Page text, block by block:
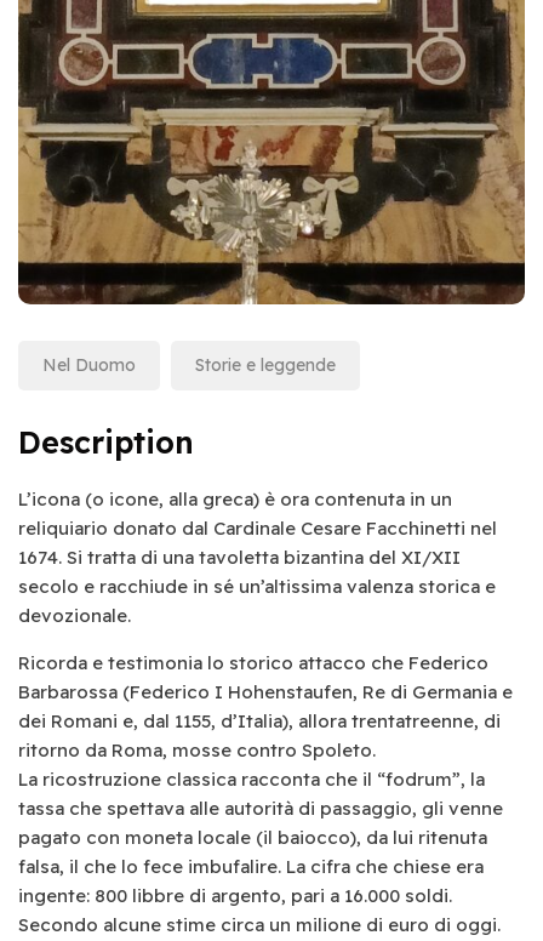
Nel Duomo Storie e leggende
Description
L’icona (o icone, alla greca) è ora contenuta in un
reliquiario donato dal Cardinale Cesare Facchinetti nel
1674. Si tratta di una tavoletta bizantina del XI/XII
secolo e racchiude in sé un’altissima valenza storica e
devozionale.
Ricorda e testimonia lo storico attacco che Federico
Barbarossa (Federico I Hohenstaufen, Re di Germania e
dei Romani e, dal 1155, d’Italia), allora trentatreenne, di
ritorno da Roma, mosse contro Spoleto.
La ricostruzione classica racconta che il “fodrum”, la
tassa che spettava alle autorità di passaggio, gli venne
pagato con moneta locale (il baiocco), da lui ritenuta
falsa, il che lo fece imbufalire. La cifra che chiese era
ingente: 800 libbre di argento, pari a 16.000 soldi.
Secondo alcune stime circa un milione di euro di oggi.